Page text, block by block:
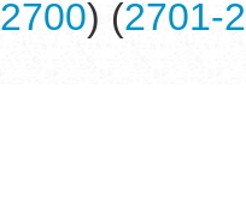
2700) (2701-